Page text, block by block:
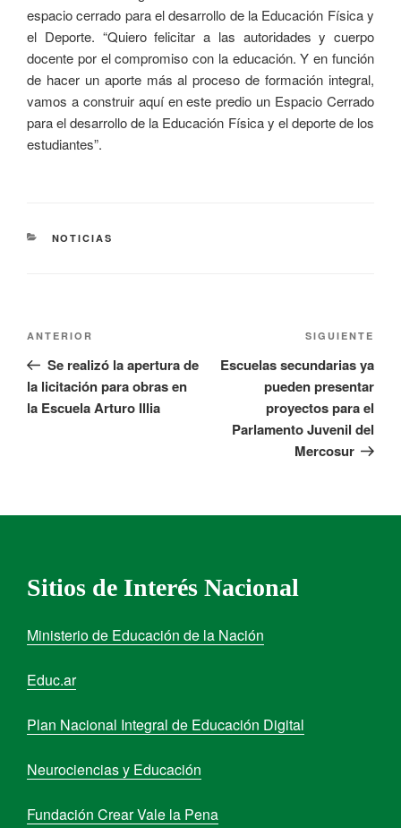
espacio cerrado para el desarrollo de la Educación Física y
el Deporte. “Quiero felicitar a las autoridades y cuerpo
docente por el compromiso con la educación. Y en función
de hacer un aporte más al proceso de formación integral,
vamos a construir aquí en este predio un Espacio Cerrado
para el desarrollo de la Educación Física y el deporte de los
estudiantes”.
NOTICIAS
ANTERIOR
Se realizó la apertura de
la licitación para obras en
la Escuela Arturo Illia
SIGUIENTE
Escuelas secundarias ya
pueden presentar
proyectos para el
Parlamento Juvenil del
Mercosur
Sitios de Interés Nacional
Ministerio de Educación de la Nación
Educ.ar
Plan Nacional Integral de Educación Digital
Neurociencias y Educación
Fundación Crear Vale la Pena